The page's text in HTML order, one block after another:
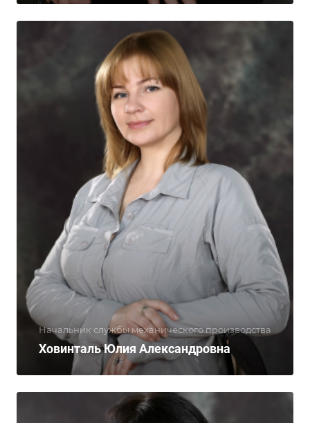
Начальник службы механического производства
Ховинталь Юлия Александровна